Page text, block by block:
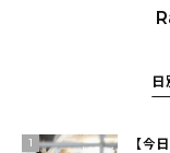
日
1
【今